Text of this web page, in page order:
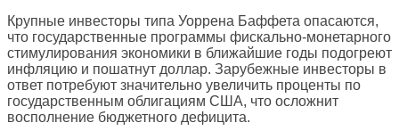
Крупные инвесторы типа Уоррена Баффета опасаются,
что государственные программы фискально-монетарного
стимулирования экономики в ближайшие годы подогреют
инфляцию и пошатнут доллар. Зарубежные инвесторы в
ответ потребуют значительно увеличить проценты по
государственным облигациям США, что осложнит
восполнение бюджетного дефицита.